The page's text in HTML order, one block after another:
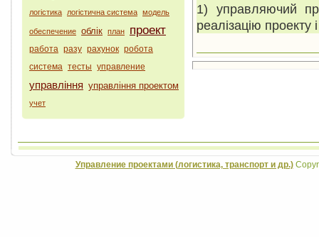
логістика логістична система модель
обеспечение облік план проект
работа разу рахунок робота
система тесты управление
управління управління проектом
учет
1) управляючий
реалізацію
Управление проектами (логистика, транспорт и др.)